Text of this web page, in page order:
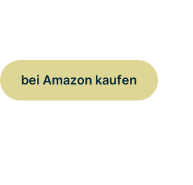
bei Amazon kaufen